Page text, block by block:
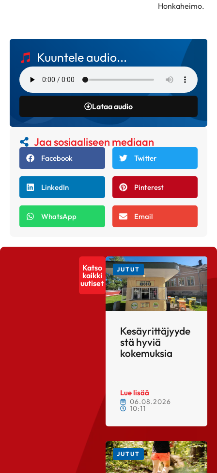
Honkaheimo.
Kuuntele audio...
Lataa audio
Jaa sosiaaliseen mediaan
Facebook Twitter
LinkedIn Pinterest
WhatsApp Email
Katso
kaikki
uutiset
JUTUT
Kesäyrittäjyyde
stä hyviä
kokemuksia
Lue lisää
06.08.2026
10:11
JUTUT